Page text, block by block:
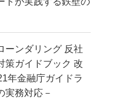
ーンダリング 反社
策ガイドブック 改
年金融庁ガイドラ
実務対応－